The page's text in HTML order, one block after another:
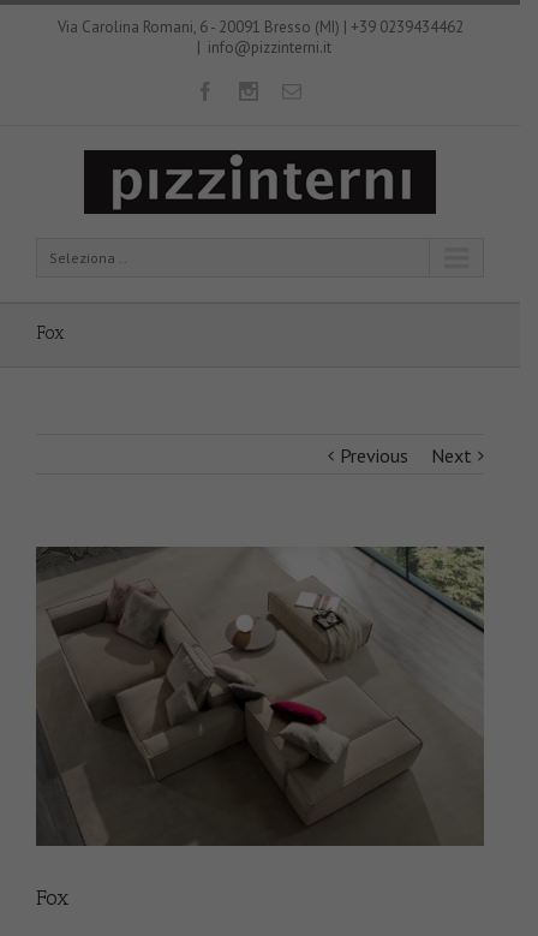
Via Carolina Romani, 6 - 20091 Bresso (MI) | +39 0239434462
| info@pizzinterni.it
Seleziona ..
Fox
Previous Next
Fox